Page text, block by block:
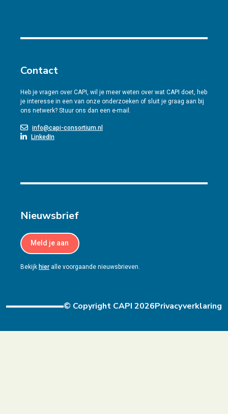
Contact
Heb je vragen over CAPI, wil je meer weten over wat CAPI doet, heb
je interesse in een van onze onderzoeken of sluit je graag aan bij
ons netwerk? Stuur ons dan een e-mail.
info@capi-consortium.nl
LinkedIn
Nieuwsbrief
Meld je aan
Bekijk hier alle voorgaande nieuwsbrieven.
© Copyright CAPI 2026Privacyverklaring